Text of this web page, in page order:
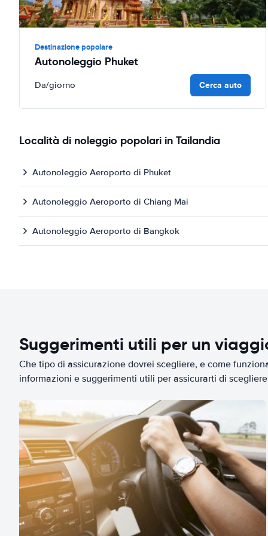
Destinazione popolare
Autonoleggio Phuket
Da/giorno Cerca auto
Località di noleggio popolari in Tailandia
Autonoleggio Aeroporto di Phuket
Autonoleggio Aeroporto di Chiang Mai
Autonoleggio Aeroporto di Bangkok
Suggerimenti utili per un
Che tipo di assicurazione dovrei scegliere, e come
informazioni e suggerimenti utili per assicurarti di